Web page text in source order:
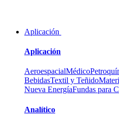
Aplicación
Aplicación
AeroespacialMédico
BebidasTextil y Teñido
Nueva EnergíaFundas para
Analítico